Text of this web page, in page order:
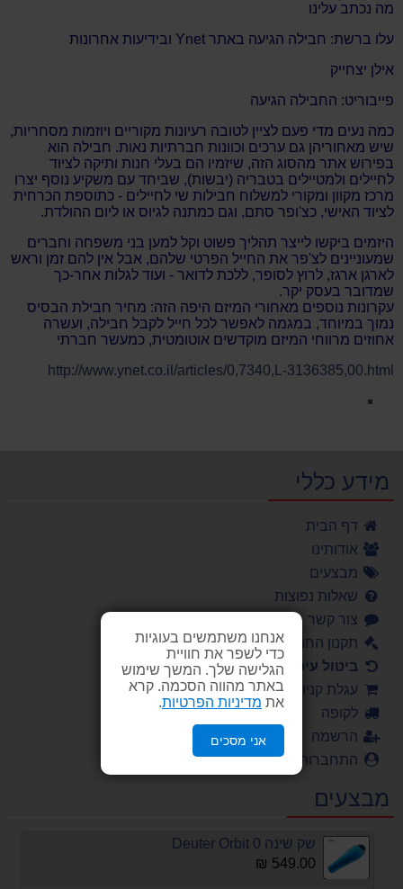
אנחנו משתמשים בעוגיות
כדי לשפר את חוויית
הגלישה שלך. המשך שימוש
באתר מהווה הסכמה. קרא
את מדיניות הפרטיות
אני מסכים
מה נכתב עלינו
עלו ברשת: חבילה הגיעה באתר Ynet ובידיעות אחרונות
אילן יצחייק
פייבוריט: החבילה הגיעה
כמה נעים מדי פעם לציין לטובה רעיונות מקוריים ויוזמות מסחריות,
שיש מאחוריהן גם ערכים וכוונות חברתיות נאות. חבילה הוא
בפירוש אתר מהסוג הזה, שיזמיו הם בעלי חנות ותיקה לציוד
לחיילים ולמטיילים בטבריה (יבשות), שביחד עם משקיע נוסף יצרו
מרכז מקוון ומקורי למשלוח חבילות שי לחיילים - כתוספת הכרחית
לציוד האישי, כצ'ופר סתם, וגם כמתנה לגיוס או ליום ההולדת.
היזמים ביקשו לייצר תהליך פשוט וקל למען בני משפחה וחברים
שמעוניינים לצ'פר את החייל הפרטי שלהם, אבל אין להם זמן וראש
לארגן ארגז, לרוץ לסופר, ללכת לדואר - ועוד לגלות אחר-כך
שמדובר בעסק יקר.
עקרונות נוספים מאחורי המיזם היפה הזה: מחיר חבילת הבסיס
נמוך במיוחד, במגמה לאפשר לכל חייל לקבל חבילה, ועשרה
אחוזים מרווחי המיזם מוקדשים אוטומטית, כמעשר חברתי
http://www.ynet.co.il/articles/0,7340,L-3136385,00.html
מידע כללי
דף הבית
אודותינו
מבצעים
שאלות נפוצות
צור קשר
תקנון החנות
ביטול עיסקה
עגלת קניות
לקופה
הרשמה
התחברות
מבצעים
שק שינה Deuter Orbit 0
549.00 ₪